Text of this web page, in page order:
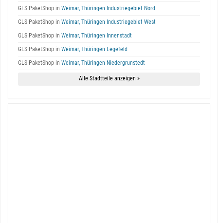
GLS PaketShop in Weimar, Thüringen Industriegebiet Nord
GLS PaketShop in Weimar, Thüringen Industriegebiet West
GLS PaketShop in Weimar, Thüringen Innenstadt
GLS PaketShop in Weimar, Thüringen Legefeld
GLS PaketShop in Weimar, Thüringen Niedergrunstedt
Alle Stadtteile anzeigen »